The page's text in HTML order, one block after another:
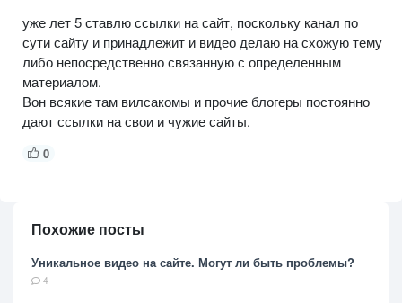
уже лет 5 ставлю ссылки на сайт, поскольку канал по
сути сайту и принадлежит и видео делаю на схожую тему
либо непосредственно связанную с определенным
материалом.
Вон всякие там вилсакомы и прочие блогеры постоянно
дают ссылки на свои и чужие сайты.
0
Похожие посты
Уникальное видео на сайте. Могут ли быть проблемы?
4